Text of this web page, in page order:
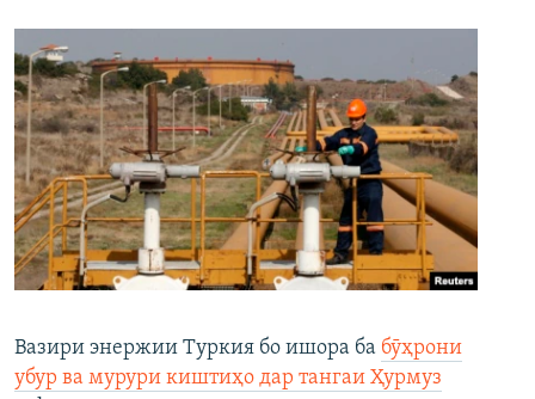
Вазири энержии Туркия бо ишора ба бӯҳрони
убур ва мурури киштиҳо дар тангаи Ҳурмуз